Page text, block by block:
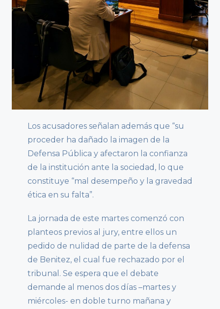
Los acusadores señalan además que “su
proceder ha dañado la imagen de la
Defensa Pública y afectaron la confianza
de la institución ante la sociedad, lo que
constituye “mal desempeño y la gravedad
ética en su falta”.
La jornada de este martes comenzó con
planteos previos al jury, entre ellos un
pedido de nulidad de parte de la defensa
de Benitez, el cual fue rechazado por el
tribunal. Se espera que el debate
demande al menos dos días –martes y
miércoles- en doble turno mañana y